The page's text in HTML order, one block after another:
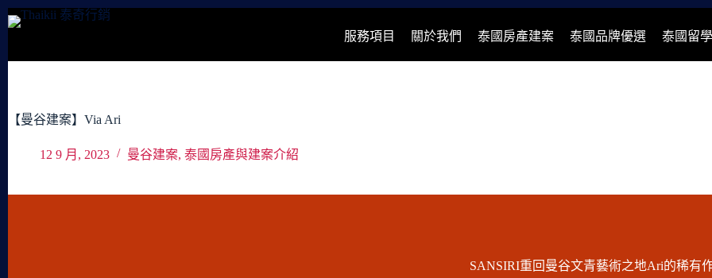
跳
容
服務項目 關於我們 泰國房產建案 泰國品牌優選 泰國留
【曼谷建案】Via Ari
12 9 月, 2023 曼谷建案, 泰國房產與建案介紹
SANSIRI重回曼谷文青藝術之地Ari的稀有